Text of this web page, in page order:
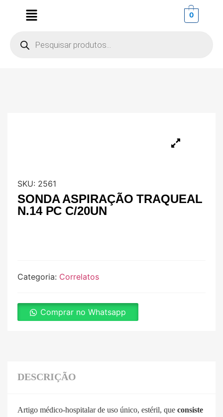
0
SKU: 2561
SONDA ASPIRAÇÃO TRAQUEAL
N.14 PC C/20UN
Categoria: Correlatos
Comprar no Whatsapp
DESCRIÇÃO
Artigo médico-hospitalar de uso único, estéril, que consiste